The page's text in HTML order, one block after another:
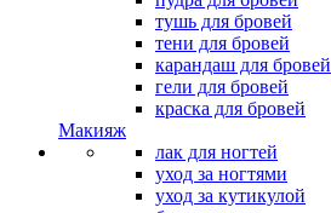
тушь для бровей
тени для бровей
карандаш для бровей
гели для бровей
краска для бровей
Макияж
лак для ногтей
уход за ногтями
уход за кутикулой